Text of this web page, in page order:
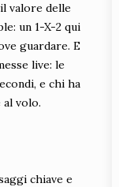
valore delle
un 1-X-2 qui
guardare. E
live: le
e chi ha
volo.
chiave e